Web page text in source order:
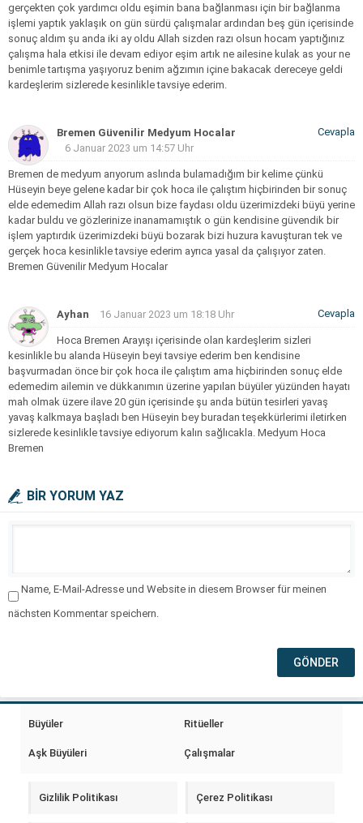
gerçekten çok yardımcı oldu eşimin bana bağlanması için bir bağlanma
işlemi yaptık yaklaşık on gün sürdü çalışmalar ardından beş gün içerisinde
sonuç aldım şu anda iki ay oldu Allah sizden razı olsun hocam yaptığınız
çalışma hala etkisi ile devam ediyor eşim artık ne ailesine kulak as your ne
benimle tartışma yaşıyoruz benim ağzımın içine bakacak dereceye geldi
kardeşlerim sizlerede kesinlikle tavsiye ederim.
Bremen Güvenilir Medyum Hocalar
6 Januar 2023 um 14:57 Uhr
Bremen de medyum arıyorum aslında bulamadığım bir kelime çünkü
Hüseyin beye gelene kadar bir çok hoca ile çalıştım hiçbirinden bir sonuç
elde edemedim Allah razı olsun bize faydası oldu üzerimizdeki büyü yerine
kadar buldu ve gözlerinize inanamamıştık o gün kendisine güvendik bir
işlem yaptırdık üzerimizdeki büyü bozarak bizi huzura kavuşturan tek ve
gerçek hoca kesinlikle tavsiye ederim ayrıca yasal da çalışıyor zaten.
Bremen Güvenilir Medyum Hocalar
Cevapla
Ayhan 16 Januar 2023 um 18:18 Uhr
Hoca Bremen Arayışı içerisinde olan kardeşlerim sizleri
kesinlikle bu alanda Hüseyin beyi tavsiye ederim ben kendisine
başvurmadan önce bir çok hoca ile çalıştım ama hiçbirinden sonuç elde
edemedim ailemin ve dükkanımın üzerine yapılan büyüler yüzünden hayatı
mah olmak üzere ilave 20 gün içerisinde şu anda bütün tesirleri yavaş
yavaş kalkmaya başladı ben Hüseyin bey buradan teşekkürlerimi iletirken
sizlerede kesinlikle tavsiye ediyorum kalın sağlıcakla. Medyum Hoca
Bremen
Cevapla
BİR YORUM YAZ
Name, E-Mail-Adresse und Website in diesem Browser für meinen
nächsten Kommentar speichern.
Büyüler Ritüeller
Aşk Büyüleri Çalışmalar
Gizlilik Politikası Çerez Politikası